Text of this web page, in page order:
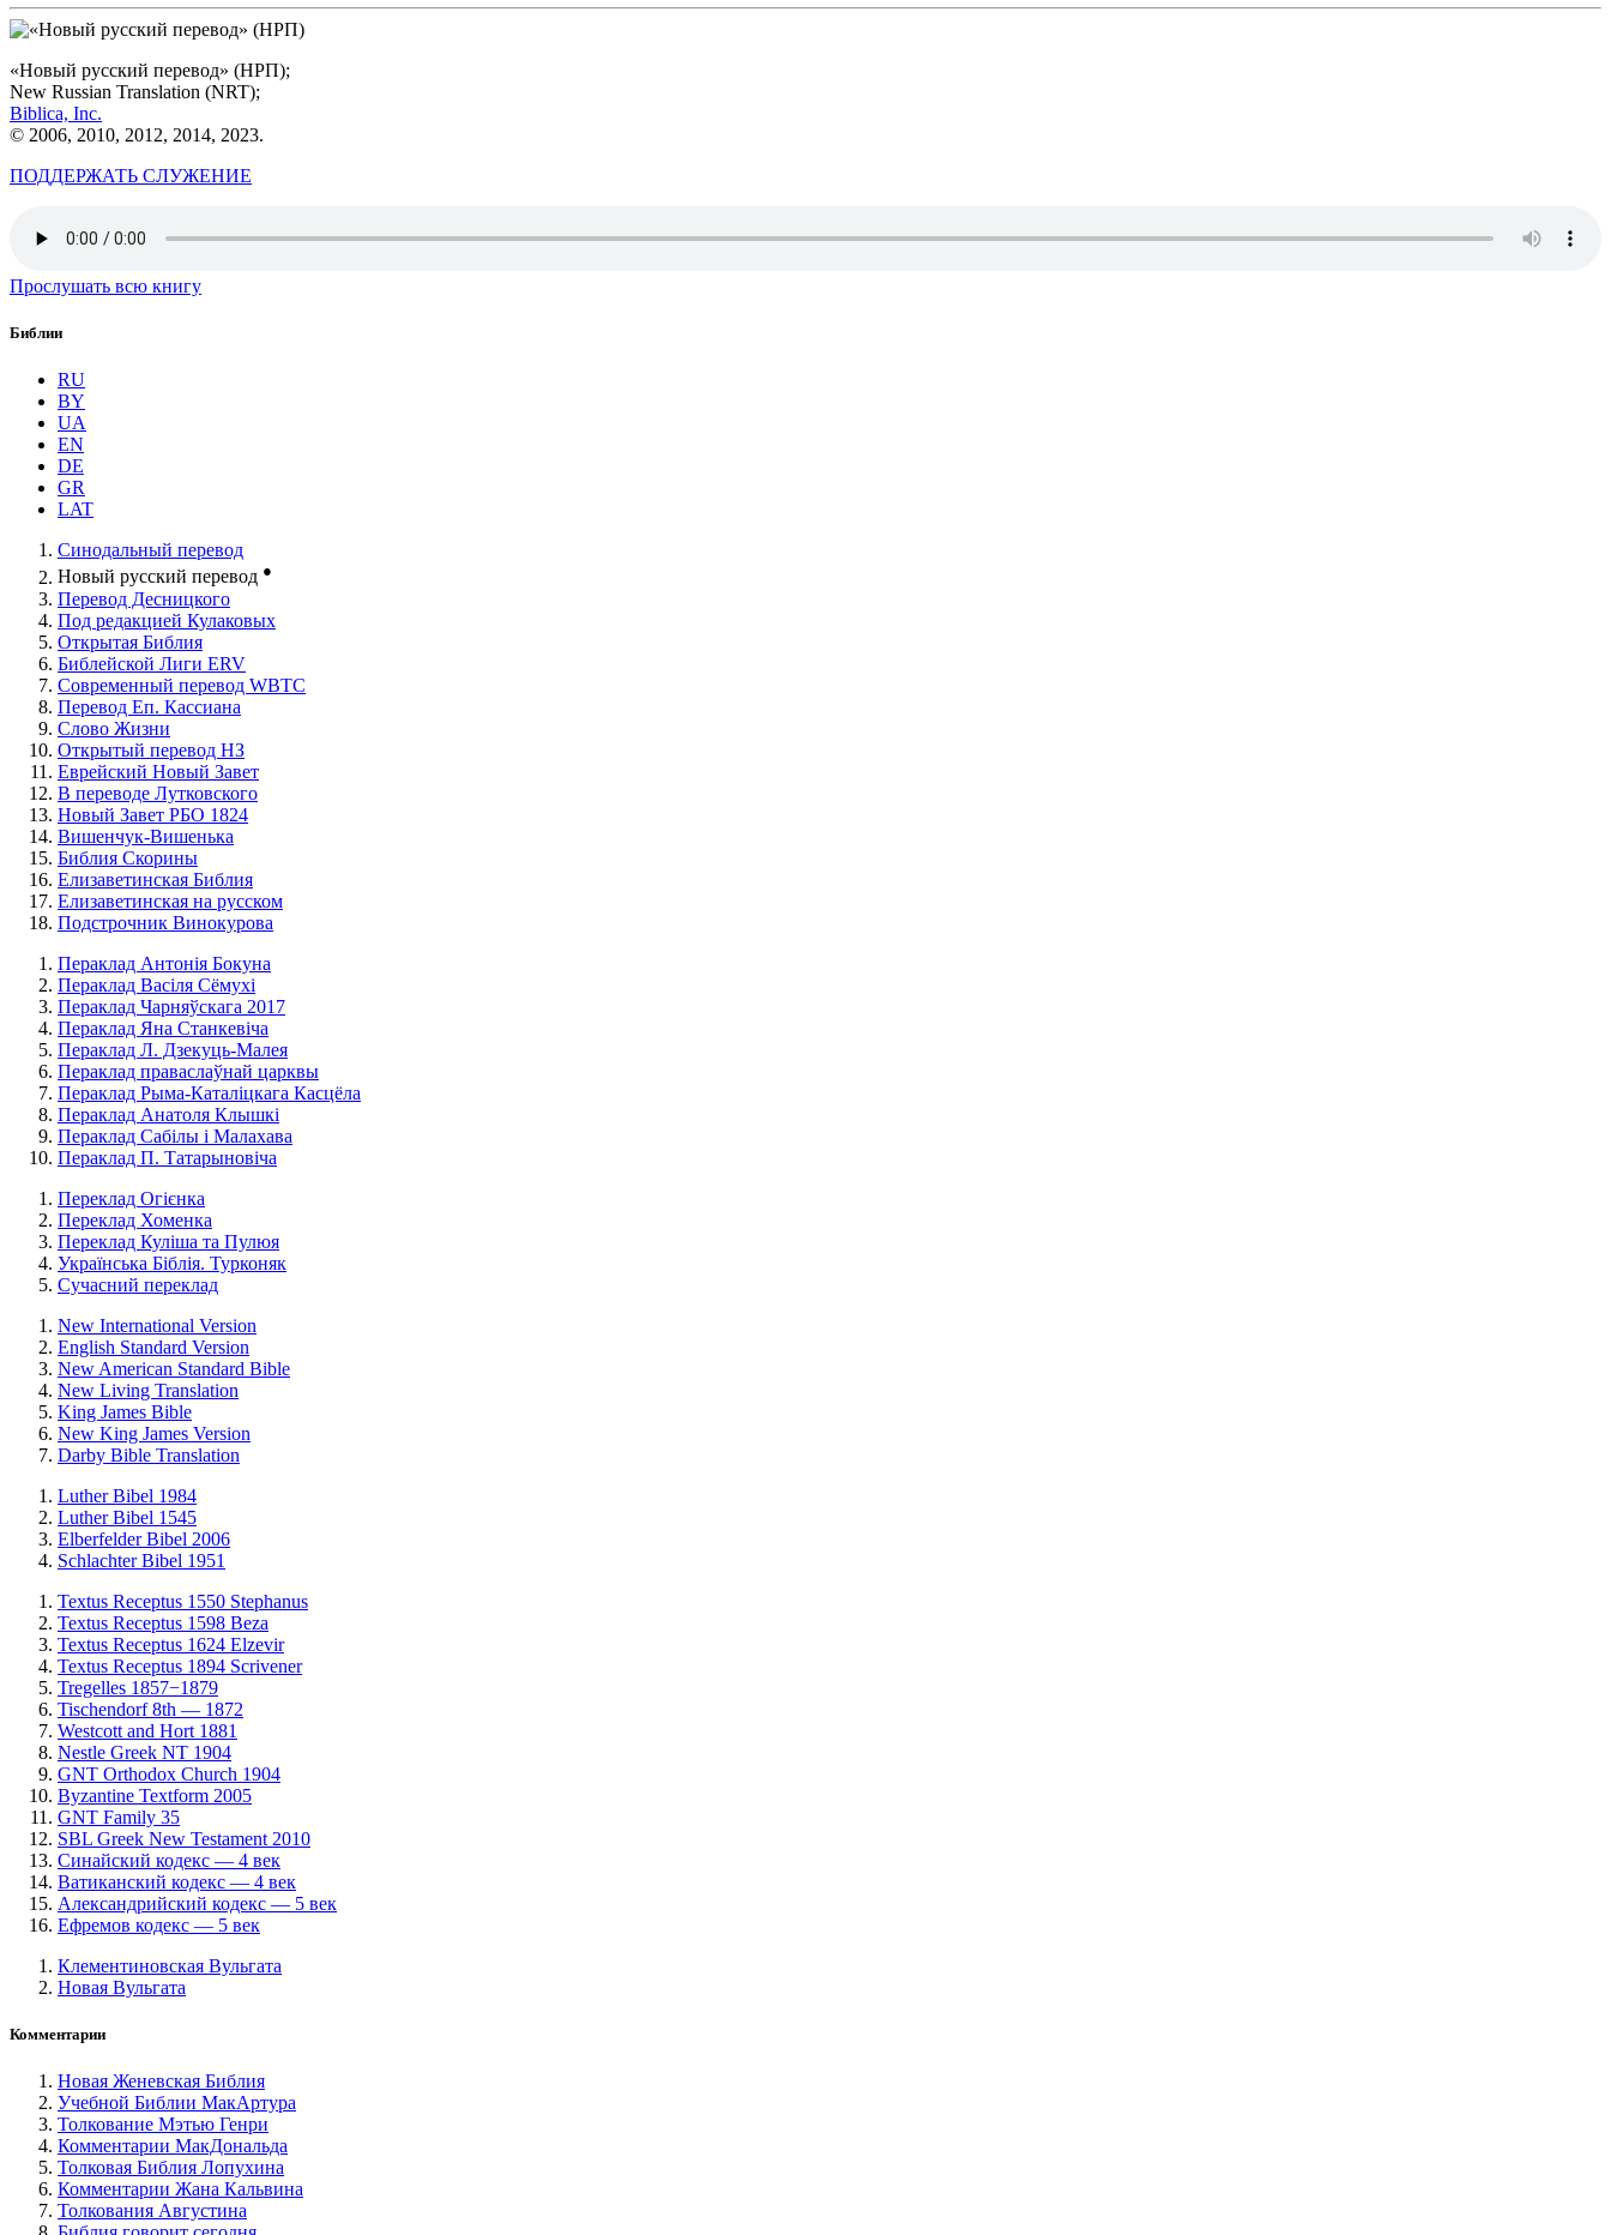
«Новый русский перевод» (НРП);
New Russian Translation (NRT);
Biblica, Inc.
© 2006, 2010, 2012, 2014, 2023.
ПОДДЕРЖАТЬ СЛУЖЕНИЕ
Прослушать всю книгу
Библии
RU
BY
UA
EN
DE
GR
LAT
Синодальный перевод
Новый русский перевод ●
Перевод Десницкого
Под редакцией Кулаковых
Открытая Библия
Библейской Лиги ERV
Cовременный перевод WBTC
Перевод Еп. Кассиана
Слово Жизни
Открытый перевод НЗ
Еврейский Новый Завет
В переводе Лутковского
Новый Завет РБО 1824
Вишенчук-Вишенька
Библия Скорины
Елизаветинская Библия
Елизаветинская на русском
Подстрочник Винокурова
Пераклад Антонія Бокуна
Пераклад Васіля Сёмухі
Пераклад Чарняўскага 2017
Пераклад Яна Станкевіча
Пераклад Л. Дзекуць-Малея
Пераклад праваслаўнай царквы
Пераклад Рыма-Каталіцкага Касцёла
Пераклад Анатоля Клышкi
Пераклад Сабілы і Малахава
Пераклад П. Татарыновіча
Переклад Огієнка
Переклад Хоменка
Переклад Куліша та Пулюя
Українська Біблія. Турконяк
Сучасний переклад
New International Version
English Standard Version
New American Standard Bible
New Living Translation
King James Bible
New King James Version
Darby Bible Translation
Luther Bibel 1984
Luther Bibel 1545
Elberfelder Bibel 2006
Schlachter Bibel 1951
Textus Receptus 1550 Stephanus
Textus Receptus 1598 Beza
Textus Receptus 1624 Elzevir
Textus Receptus 1894 Scrivener
Tregelles 1857−1879
Tischendorf 8th — 1872
Westcott and Hort 1881
Nestle Greek NT 1904
GNT Orthodox Church 1904
Byzantine Textform 2005
GNT Family 35
SBL Greek New Testament 2010
Синайский кодекс — 4 век
Ватиканский кодекс — 4 век
Александрийский кодекс — 5 век
Ефремов кодекс — 5 век
Клементиновская Вульгата
Новая Вульгата
Комментарии
Новая Женевская Библия
Учебной Библии МакАртура
Толкование Мэтью Генри
Комментарии МакДональда
Толковая Библия Лопухина
Комментарии Жана Кальвина
Толкования Августина